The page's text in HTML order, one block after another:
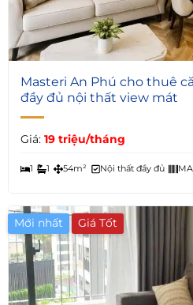
4
Masteri An Phú cho thuê
đầy đủ nội thất view mát
Giá: 19 triệu/tháng
1 1 54m² Nội thất đầy đủ
Mới nhất